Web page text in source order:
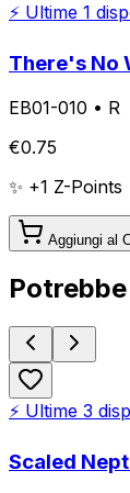
⚡ Ultime 1
There's No
EB01-010 • R
€0.75
✨ +1 Z-Points
Aggiungi al
⚡ Ultime 3
Scaled